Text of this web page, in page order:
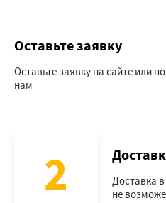
Оставьте заявку
Оставьте заявку на сайте или
нам
Доставка
не
2